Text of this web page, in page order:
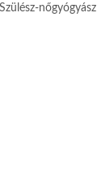
nőgyógyász